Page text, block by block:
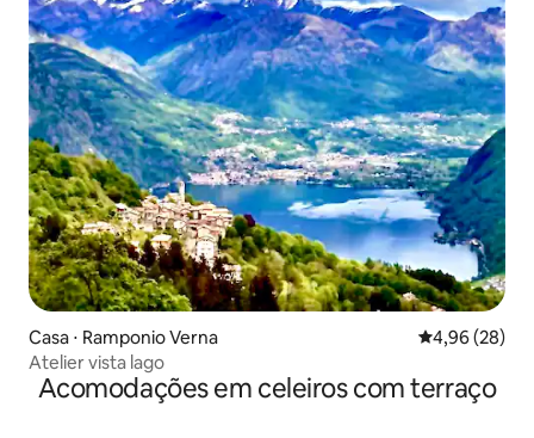
Casa ⋅ Ramponio Verna 4,96 de uma
4,96 (28)
Atelier vista lago
Acomodações em celeiros com terraço